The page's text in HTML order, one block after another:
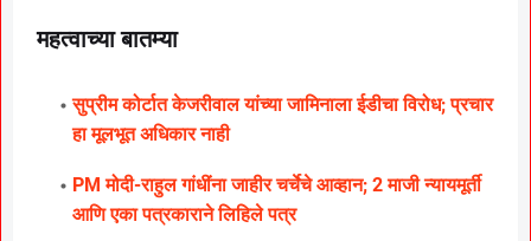
महत्वाच्या बातम्या
सुप्रीम कोर्टात केजरीवाल यांच्या जामिनाला ईडीचा विरोध; प्रचार
हा मूलभूत अधिकार नाही
PM मोदी-राहुल गांधींना जाहीर चर्चेचे आव्हान; 2 माजी न्यायमूर्ती
आणि एका पत्रकाराने लिहिले पत्र